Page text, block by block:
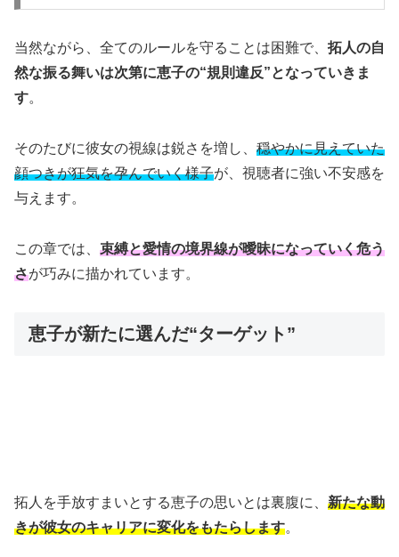
当然ながら、全てのルールを守ることは困難で、 拓人の自
然な振る舞いは次第に恵子の“規則違反”となっていきま
す。
そのたびに彼女の視線は鋭さを増し、 穏やかに見えていた
顔つきが狂気を孕んでいく様子が、視聴者に強い不安感を
与えます。
この章では、 束縛と愛情の境界線が曖昧になっていく危う
さが巧みに描かれています。
恵子が新たに選んだ“ターゲット”
拓人を手放すまいとする恵子の思いとは裏腹に、 新たな動
きが彼女のキャリアに変化をもたらします。